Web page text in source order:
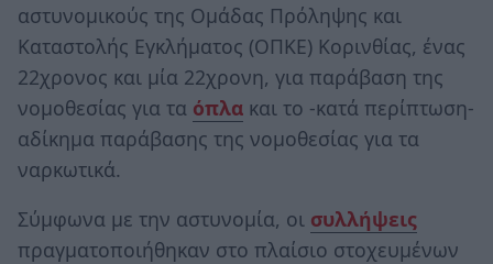
αστυνομικούς της Ομάδας Πρόληψης και
Καταστολής Εγκλήματος (ΟΠΚΕ) Κορινθίας, ένας
22χρονος και μία 22χρονη, για παράβαση της
νομοθεσίας για τα όπλα και το -κατά περίπτωση-
αδίκημα παράβασης της νομοθεσίας για τα
ναρκωτικά.
Σύμφωνα με την αστυνομία, οι συλλήψεις
πραγματοποιήθηκαν στο πλαίσιο στοχευμένων